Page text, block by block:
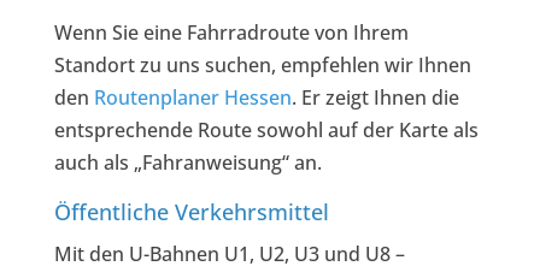
Wenn Sie eine Fahrradroute von Ihrem
Standort zu uns suchen, empfehlen wir Ihnen
den Routenplaner Hessen. Er zeigt Ihnen die
entsprechende Route sowohl auf der Karte als
auch als „Fahranweisung“ an.
Öffentliche Verkehrsmittel
Mit den U-Bahnen U1, U2, U3 und U8 –